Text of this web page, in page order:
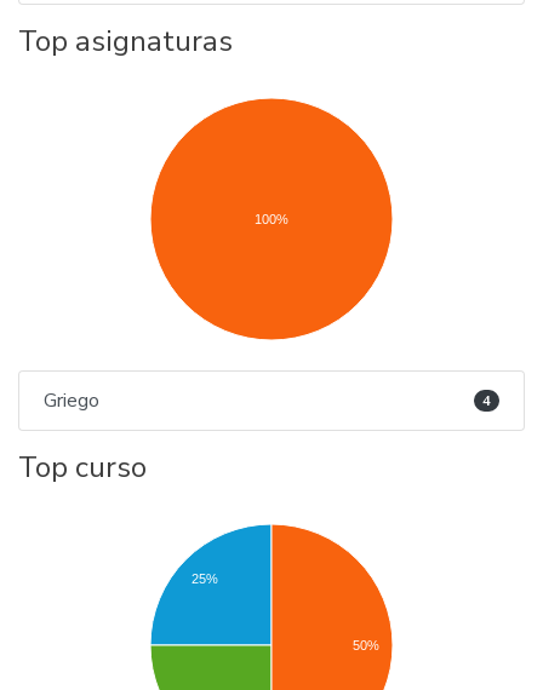
Top asignaturas
100%
Griego 4
Top curso
25%
50%